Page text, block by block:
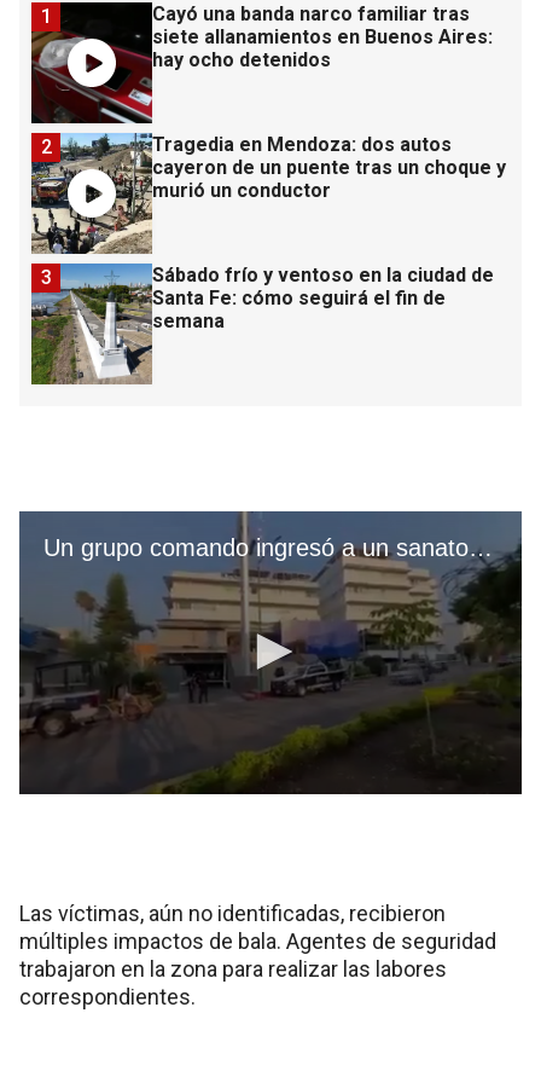
Cayó una banda narco familiar tras
siete allanamientos en Buenos Aires:
hay ocho detenidos
1
Tragedia en Mendoza: dos autos
cayeron de un puente tras un choque y
murió un conductor
2
Sábado frío y ventoso en la ciudad de
Santa Fe: cómo seguirá el fin de
semana
3
Las víctimas, aún no identificadas, recibieron
múltiples impactos de bala. Agentes de seguridad
trabajaron en la zona para realizar las labores
correspondientes.